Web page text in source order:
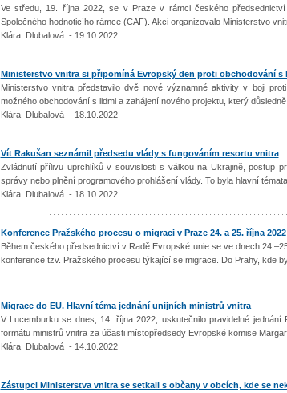
Ve středu, 19. října 2022, se v Praze v rámci českého
Společného hodnoticího rámce (CAF). Akci organizovalo Ministerstvo
Klára Dlubalová - 19.10.2022
Ministerstvo vnitra si připomíná Evropský den proti obchodování
Ministerstvo vnitra představilo dvě nové významné aktivity v boji
možného obchodování s lidmi a zahájení nového projektu, který důsledně
Klára Dlubalová - 18.10.2022
Vít Rakušan seznámil předsedu vlády s fungováním resortu vnitra
Zvládnutí přílivu uprchlíků v souvislosti s válkou na Ukrajině, postup
správy nebo plnění programového prohlášení vlády. To byla hlavní
Klára Dlubalová - 18.10.2022
Konference Pražského procesu o migraci v Praze 24. a 25. října 2022
Během českého předsednictví v Radě Evropské unie se ve dnech
konference tzv. Pražského procesu týkající se migrace. Do Prahy, kde
Migrace do EU. Hlavní téma jednání unijních ministrů vnitra
V Lucemburku se dnes, 14. října 2022, uskutečnilo pravidelné
formátu ministrů vnitra za účasti místopředsedy Evropské komise
Klára Dlubalová - 14.10.2022
Zástupci Ministerstva vnitra se setkali s občany v obcích, kde se